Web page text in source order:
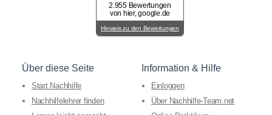
2.955 Bewertungen
von hier, google.de
Hinweis zu den Bewertungen
Über diese Seite
Start Nachhilfe
Nachhilfelehrer finden
Information & Hilfe
Einloggen
Über Nachhilfe-Team.net